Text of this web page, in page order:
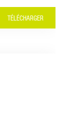
TÉLÉCHARGER